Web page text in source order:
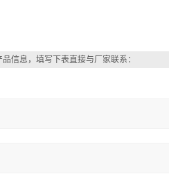
信息，填写下表直接与厂家联系：